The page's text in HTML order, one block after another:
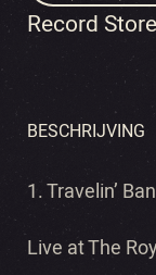
Record
BESCHRIJVING
1. Travelin’
Live at The